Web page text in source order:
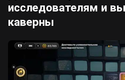
исследователям и
каверны